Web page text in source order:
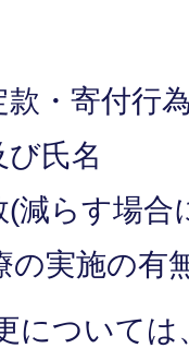
・寄付行
氏名
減らす場合
の実施の有
について